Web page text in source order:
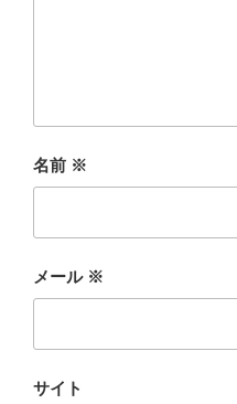
名前 ※
メール ※
サイト